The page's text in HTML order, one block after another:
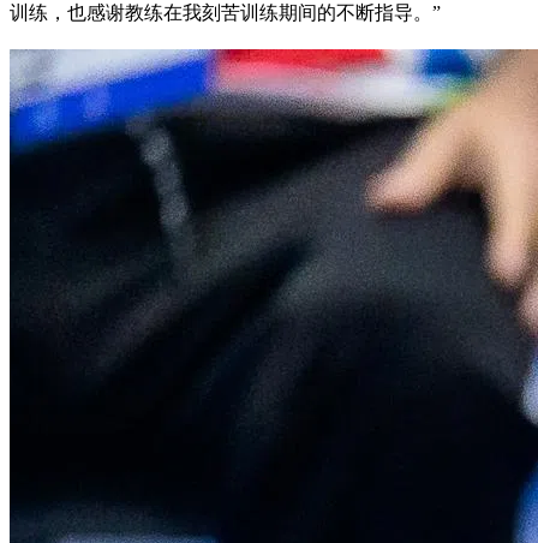
训练，也感谢教练在我刻苦训练期间的不断指导。”